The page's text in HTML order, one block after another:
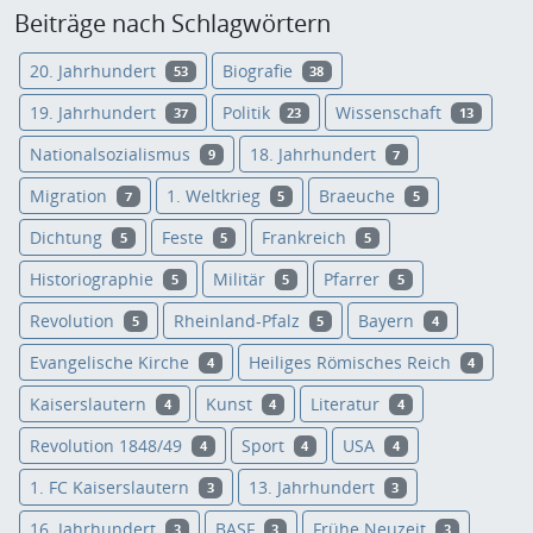
Beiträge nach Schlagwörtern
20. Jahrhundert 53 Biografie 38
19. Jahrhundert 37 Politik 23 Wissenschaft 13
Nationalsozialismus 9 18. Jahrhundert 7
Migration 7 1. Weltkrieg 5 Braeuche 5
Dichtung 5 Feste 5 Frankreich 5
Historiographie 5 Militär 5 Pfarrer 5
Revolution 5 Rheinland-Pfalz 5 Bayern 4
Evangelische Kirche 4 Heiliges Römisches Reich 4
Kaiserslautern 4 Kunst 4 Literatur 4
Revolution 1848/49 4 Sport 4 USA 4
1. FC Kaiserslautern 3 13. Jahrhundert 3
3 3 3